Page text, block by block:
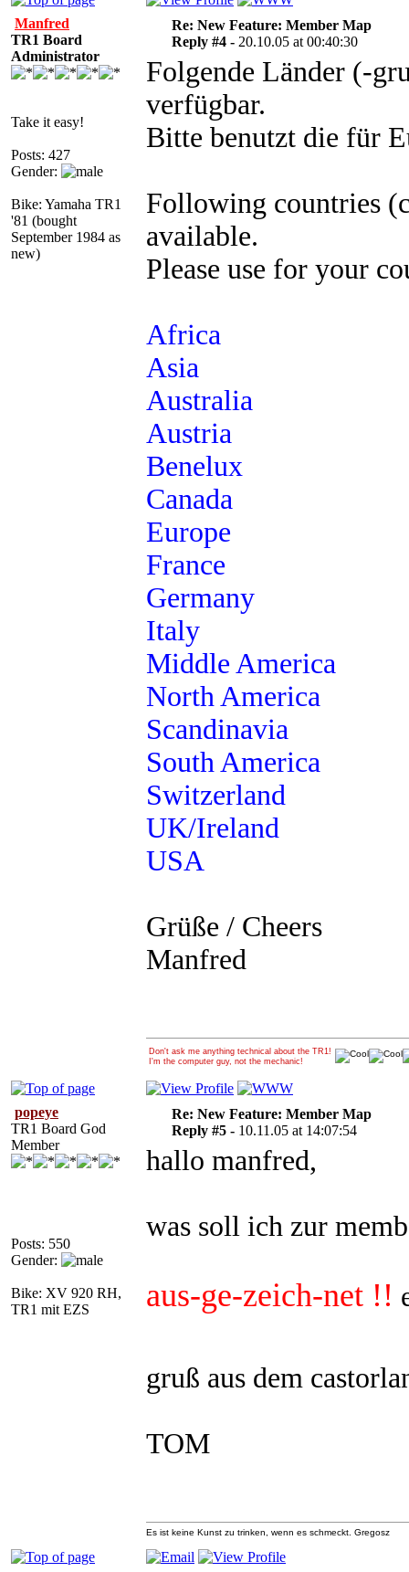
Manfred
TR1 Board
Administrator
Take it easy!
Posts: 427
Gender:
Bike: Yamaha TR1
'81 (bought
September 1984 as
new)
Re: New Feature: Member Map
Reply #4 - 20.10.05 at 00:40:30
Folgende Länder (-
verfügbar.
Bitte benutzt die für
Following countries
available.
Please use for your
Africa
Asia
Australia
Austria
Benelux
Canada
Europe
France
Germany
Italy
Middle America
North America
Scandinavia
South America
Switzerland
UK/Ireland
USA
Grüße / Cheers
Manfred
Don't ask me anything technical about the TR1!
I'm the computer guy, not the mechanic!
popeye
TR1 Board God
Member
Posts: 550
Gender:
Bike: XV 920 RH,
TR1 mit EZS
Re: New Feature: Member Map
Reply #5 - 10.11.05 at 14:07:54
hallo manfred,
was soll ich zur
aus-ge-zeich-net !!
gruß aus dem
TOM
Es ist keine Kunst zu trinken, wenn es schmeckt. Gregosz